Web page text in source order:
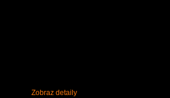
Zobraz detaily